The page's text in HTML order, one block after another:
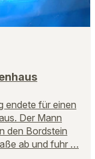
endete für einen
Der Mann
den Bordstein
ab und fuhr …